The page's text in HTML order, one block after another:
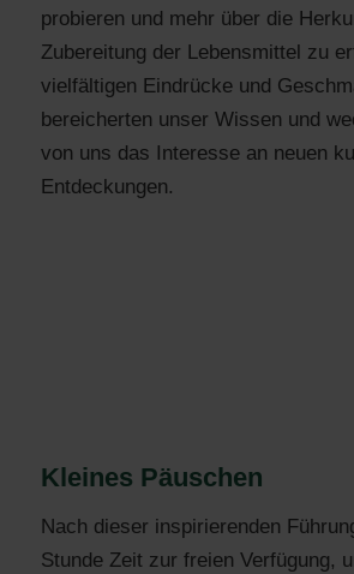
probieren und mehr über die
Zubereitung der Lebensmittel zu
vielfältigen Eindrücke und
bereicherten unser Wissen und
von uns das Interesse an neuen
Entdeckungen.
Kleines Päuschen
Nach dieser inspirierenden
Stunde Zeit zur freien Verfügung,